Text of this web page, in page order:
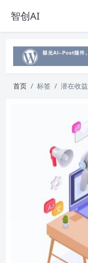
智创AI
首页 标签 潜在收益